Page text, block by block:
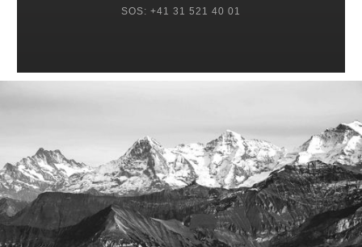
SOS: +41 31 521 40 01
ÜBER UNS